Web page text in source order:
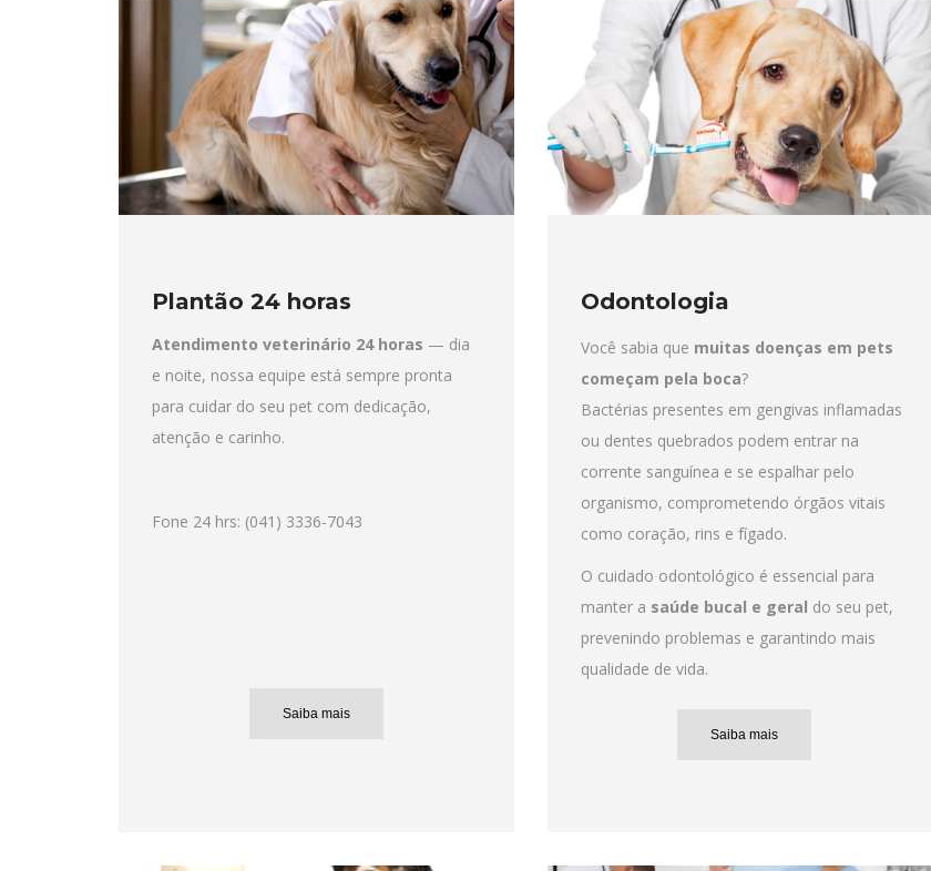
Plantão 24 horas
Atendimento veterinário 24 horas — dia
e noite, nossa equipe está sempre pronta
para cuidar do seu pet com dedicação,
atenção e carinho.
Fone 24 hrs: (041) 3336-7043
Saiba mais
Odontologia
Você sabia que muitas doenças em pets
começam pela boca?
Bactérias presentes em gengivas inflamadas
ou dentes quebrados podem entrar na
corrente sanguínea e se espalhar pelo
organismo, comprometendo órgãos vitais
como coração, rins e fígado.
O cuidado odontológico é essencial para
manter a saúde bucal e geral do seu pet,
prevenindo problemas e garantindo mais
qualidade de vida.
Saiba mais